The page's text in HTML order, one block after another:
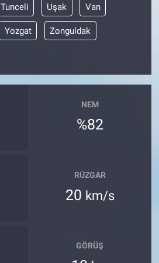
Tunceli Uşak Van
Yozgat Zonguldak
NEM
%82
RÜZGAR
20 km/s
GÖRÜŞ